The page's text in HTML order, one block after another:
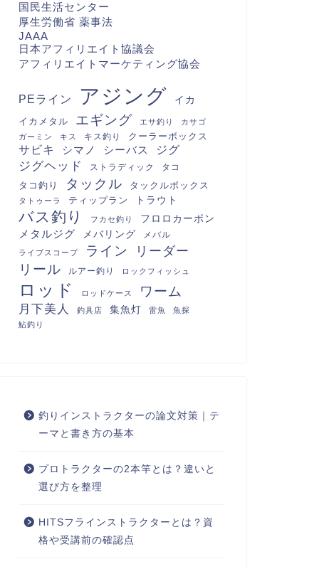
国民生活センター
厚生労働省 薬事法
JAAA
日本アフィリエイト協議会
アフィリエイトマーケティング協会
PEライン アジング イカ
イカメタル エギング エサ釣り
カサゴ
ガーミン
キス キス釣り クーラーボックス
サビキ シマノ シーバス ジグ
ジグヘッド ストラディック タコ
タコ釣り タックル タックルボックス
タトゥーラ ティップラン トラウト
バス釣り フカセ釣り フロロカーボン
メタルジグ メバリング メバル
ライブスコープ ライン リーダー
リール ルアー釣り ロックフィッシュ
ロッド ロッドケース ワーム
月下美人 釣具店 集魚灯 雷魚
魚探
鮎釣り
釣りインストラクターの論文対策｜テ
ーマと書き方の基本
プロトラクターの2本竿とは？違いと
選び方を整理
HITSフラインストラクターとは？資
格や受講前の確認点